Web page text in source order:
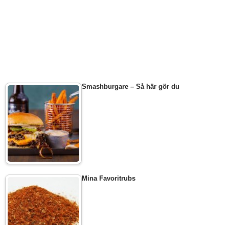
Smashburgare – Så här gör du
Mina Favoritrubs